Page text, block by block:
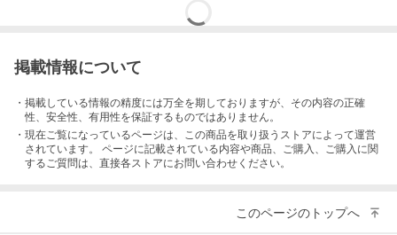
掲載情報について
・掲載している情報の精度には万全を期しておりますが、その内容の正確
性、安全性、有用性を保証するものではありません。
・現在ご覧になっているページは、この商品を取り扱うストアによって運営
されています。 ページに記載されている内容や商品、ご購入 、ご購入に関
するご質問は、直接各ストアにお問い合わせください。
このページのトップへ